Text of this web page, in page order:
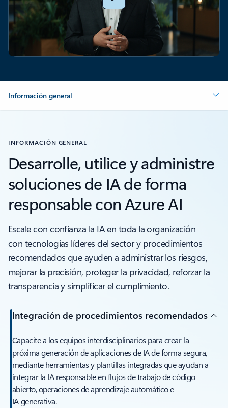
Información general
INFORMACIÓN GENERAL
Desarrolle, utilice y administre
soluciones de IA de forma
responsable con Azure AI
Escale con confianza la IA en toda la organización
con tecnologías líderes del sector y procedimientos
recomendados que ayuden a administrar los riesgos,
mejorar la precisión, proteger la privacidad, reforzar la
transparencia y simplificar el cumplimiento.
Integración de procedimientos recomendados
Capacite a los equipos interdisciplinarios para crear la
próxima generación de aplicaciones de IA de forma segura,
mediante herramientas y plantillas integradas que ayudan a
integrar la IA responsable en flujos de trabajo de código
abierto, operaciones de aprendizaje automático e
IA generativa.